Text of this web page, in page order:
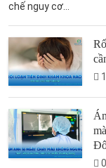
chế nguy cơ...